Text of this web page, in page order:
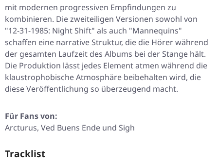
mit modernen progressiven Empfindungen zu
kombinieren. Die zweiteiligen Versionen sowohl von
"12-31-1985: Night Shift" als auch "Mannequins"
schaffen eine narrative Struktur, die die Hörer während
der gesamten Laufzeit des Albums bei der Stange hält.
Die Produktion lässt jedes Element atmen während die
klaustrophobische Atmosphäre beibehalten wird, die
diese Veröffentlichung so überzeugend macht.
Für Fans von:
Arcturus, Ved Buens Ende und Sigh
Tracklist